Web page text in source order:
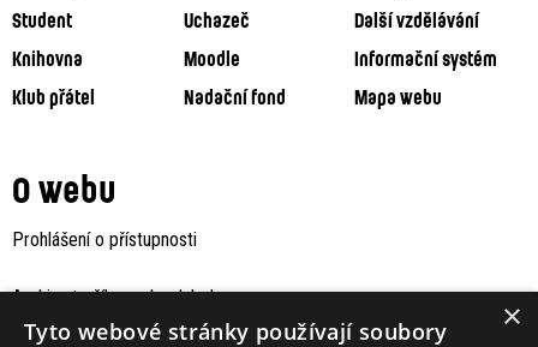
Student
Uchazeč
Další vzdělávání
Knihovna
Moodle
Informační systém
Klub přátel
Nadační fond Mapa webu
O webu
Prohlášení o přístupnosti
Archiv staršího webu Jaboku ×
Tyto webové stránky používají soubory